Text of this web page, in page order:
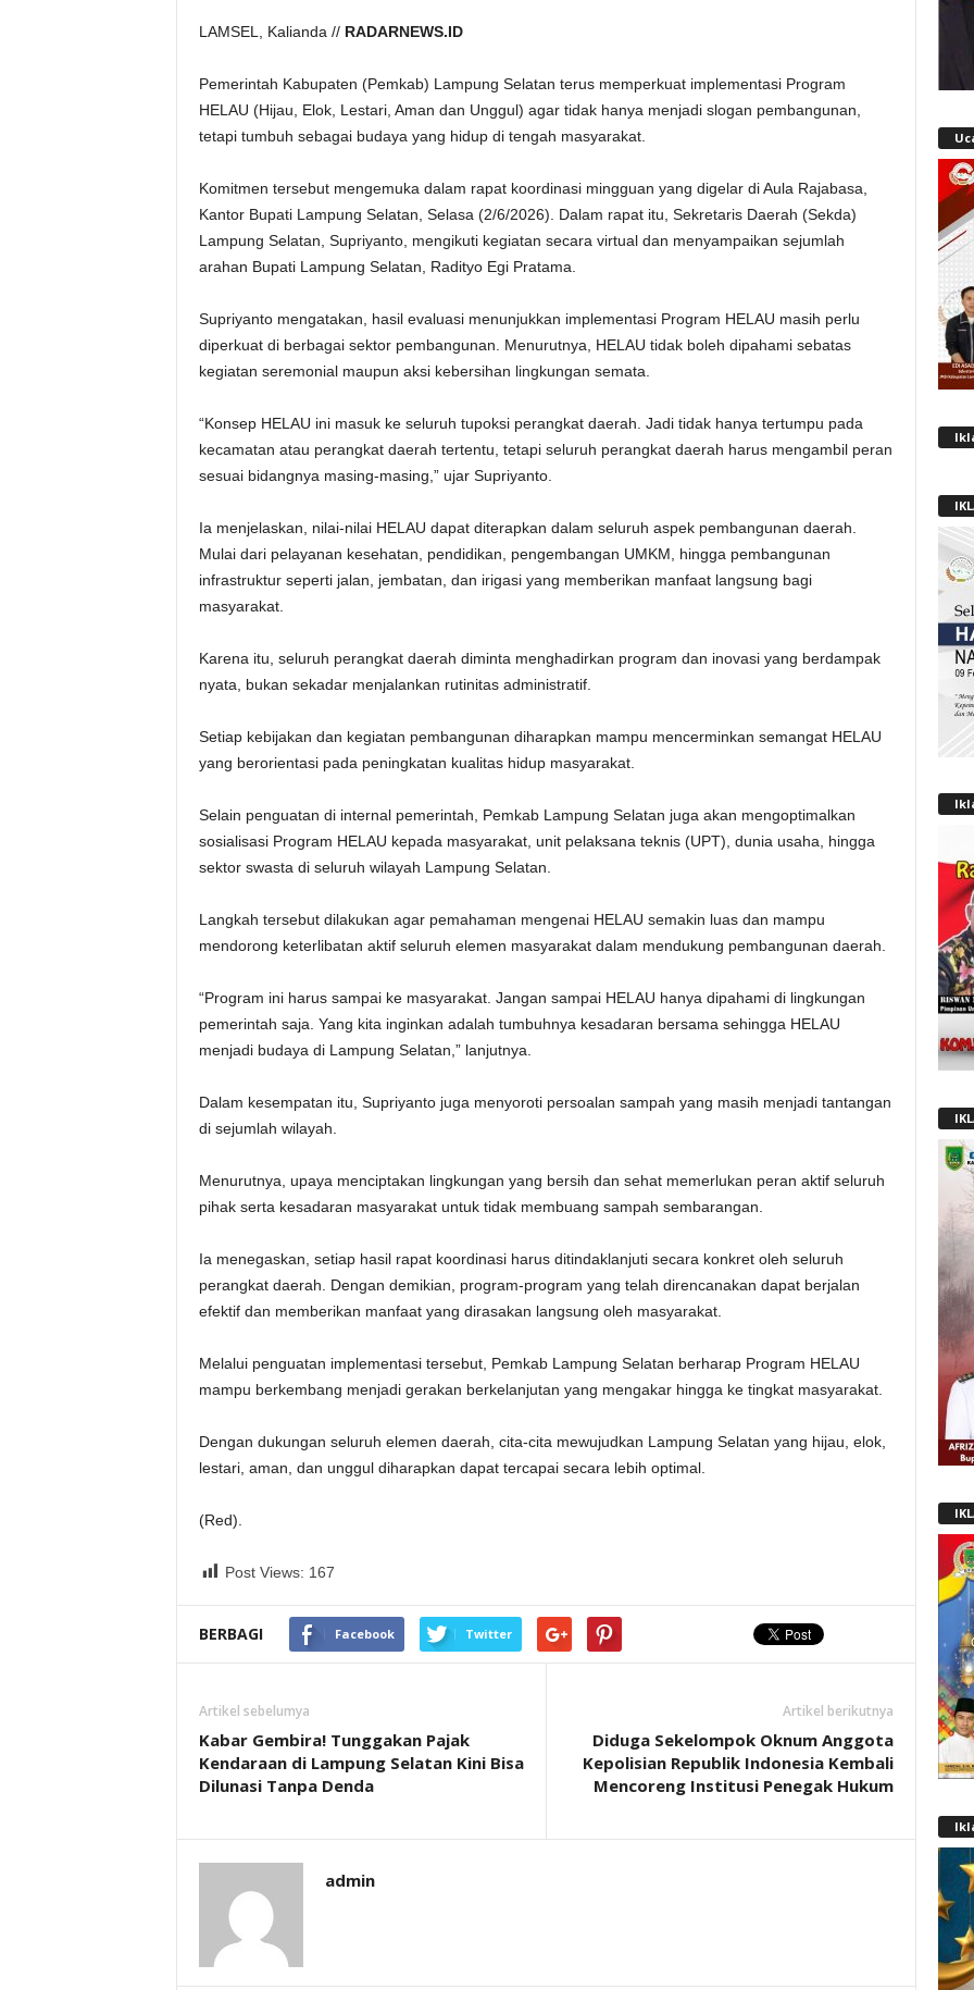
LAMSEL, Kalianda // RADARNEWS.ID
Pemerintah Kabupaten (Pemkab) Lampung Selatan terus memperkuat implementasi Program
HELAU (Hijau, Elok, Lestari, Aman dan Unggul) agar tidak hanya menjadi slogan pembangunan,
tetapi tumbuh sebagai budaya yang hidup di tengah masyarakat.
Komitmen tersebut mengemuka dalam rapat koordinasi mingguan yang digelar di Aula Rajabasa,
Kantor Bupati Lampung Selatan, Selasa (2/6/2026). Dalam rapat itu, Sekretaris Daerah (Sekda)
Lampung Selatan, Supriyanto, mengikuti kegiatan secara virtual dan menyampaikan sejumlah
arahan Bupati Lampung Selatan, Radityo Egi Pratama.
Supriyanto mengatakan, hasil evaluasi menunjukkan implementasi Program HELAU masih perlu
diperkuat di berbagai sektor pembangunan. Menurutnya, HELAU tidak boleh dipahami sebatas
kegiatan seremonial maupun aksi kebersihan lingkungan semata.
“Konsep HELAU ini masuk ke seluruh tupoksi perangkat daerah. Jadi tidak hanya tertumpu pada
kecamatan atau perangkat daerah tertentu, tetapi seluruh perangkat daerah harus mengambil peran
sesuai bidangnya masing-masing,” ujar Supriyanto.
Ia menjelaskan, nilai-nilai HELAU dapat diterapkan dalam seluruh aspek pembangunan daerah.
Mulai dari pelayanan kesehatan, pendidikan, pengembangan UMKM, hingga pembangunan
infrastruktur seperti jalan, jembatan, dan irigasi yang memberikan manfaat langsung bagi
masyarakat.
Karena itu, seluruh perangkat daerah diminta menghadirkan program dan inovasi yang berdampak
nyata, bukan sekadar menjalankan rutinitas administratif.
Setiap kebijakan dan kegiatan pembangunan diharapkan mampu mencerminkan semangat HELAU
yang berorientasi pada peningkatan kualitas hidup masyarakat.
Selain penguatan di internal pemerintah, Pemkab Lampung Selatan juga akan mengoptimalkan
sosialisasi Program HELAU kepada masyarakat, unit pelaksana teknis (UPT), dunia usaha, hingga
sektor swasta di seluruh wilayah Lampung Selatan.
Langkah tersebut dilakukan agar pemahaman mengenai HELAU semakin luas dan mampu
mendorong keterlibatan aktif seluruh elemen masyarakat dalam mendukung pembangunan daerah.
“Program ini harus sampai ke masyarakat. Jangan sampai HELAU hanya dipahami di lingkungan
pemerintah saja. Yang kita inginkan adalah tumbuhnya kesadaran bersama sehingga HELAU
menjadi budaya di Lampung Selatan,” lanjutnya.
Dalam kesempatan itu, Supriyanto juga menyoroti persoalan sampah yang masih menjadi tantangan
di sejumlah wilayah.
Menurutnya, upaya menciptakan lingkungan yang bersih dan sehat memerlukan peran aktif seluruh
pihak serta kesadaran masyarakat untuk tidak membuang sampah sembarangan.
Ia menegaskan, setiap hasil rapat koordinasi harus ditindaklanjuti secara konkret oleh seluruh
perangkat daerah. Dengan demikian, program-program yang telah direncanakan dapat berjalan
efektif dan memberikan manfaat yang dirasakan langsung oleh masyarakat.
Melalui penguatan implementasi tersebut, Pemkab Lampung Selatan berharap Program HELAU
mampu berkembang menjadi gerakan berkelanjutan yang mengakar hingga ke tingkat masyarakat.
Dengan dukungan seluruh elemen daerah, cita-cita mewujudkan Lampung Selatan yang hijau, elok,
lestari, aman, dan unggul diharapkan dapat tercapai secara lebih optimal.
(Red).
Post Views: 167
BERBAGI Facebook Twitter
Artikel sebelumya
Kabar Gembira! Tunggakan Pajak
Kendaraan di Lampung Selatan Kini Bisa
Dilunasi Tanpa Denda
Artikel berikutnya
Diduga Sekelompok Oknum Anggota
Kepolisian Republik Indonesia Kembali
Mencoreng Institusi Penegak Hukum
admin